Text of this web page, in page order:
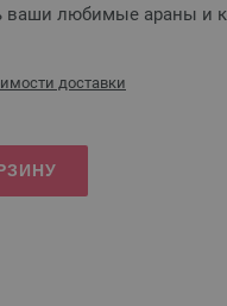
ваши любимые араны и
доставки